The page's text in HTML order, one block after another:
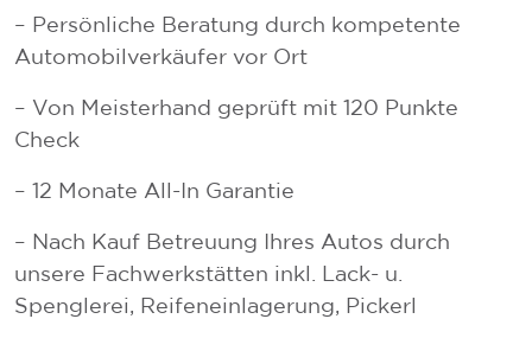
– Persönliche Beratung durch kompetente
Automobilverkäufer vor Ort
– Von Meisterhand geprüft mit 120 Punkte
Check
– 12 Monate All-In Garantie
– Nach Kauf Betreuung Ihres Autos durch
unsere Fachwerkstätten inkl. Lack- u.
Spenglerei, Reifeneinlagerung, Pickerl